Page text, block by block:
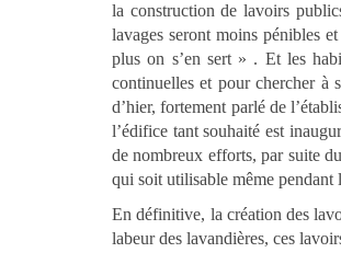
la construction de lavoirs
lavages seront moins pénibles
plus on s’en sert » . Et les
continuelles et pour chercher à
d’hier, fortement parlé de
l’édifice tant souhaité est
de nombreux efforts, par suite
qui soit utilisable même pendant
En définitive, la création des
labeur des lavandières, ces